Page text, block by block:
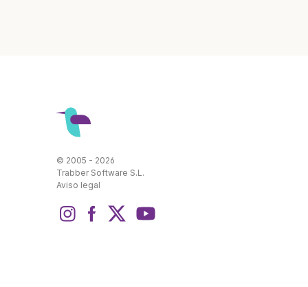
© 2005 - 2026
Trabber Software S.L.
Aviso legal